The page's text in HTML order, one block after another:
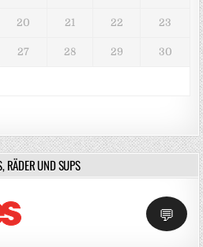
💬
20 21 22 23
27 28 29 30
RÄDER UND SUPS